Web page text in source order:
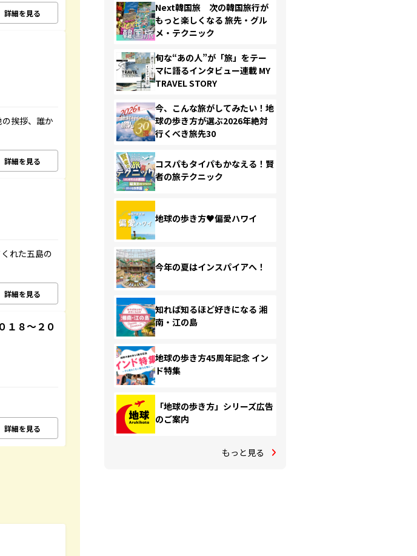
詳細を見る
挨拶、誰か
詳細を見る
れた五島の
詳細を見る
８～２０
詳細を見る
Next韓国旅 次の韓国旅行が
もっと楽しくなる 旅先・グル
メ・テクニック
旬な“あの人”が「旅」をテー
マに語るインタビュー連載 MY
TRAVEL STORY
今、こんな旅がしてみたい！地
球の歩き方が選ぶ2026年絶対
行くべき旅先30
コスパもタイパもかなえる！賢
者の旅テクニック
地球の歩き方♥偏愛ハワイ
今年の夏はインスパイアへ！
知れば知るほど好きになる 湘
南・江の島
地球の歩き方45周年記念 イン
ド特集
「地球の歩き方」シリーズ広告
のご案内
もっと見る